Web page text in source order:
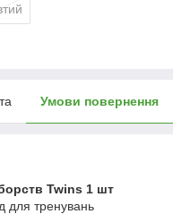
Умови повернення
Twins 1 шт
для тренувань